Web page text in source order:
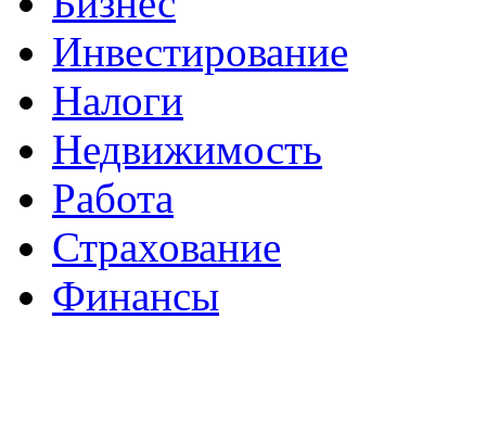
Инвестирование
Налоги
Недвижимость
Работа
Страхование
Финансы